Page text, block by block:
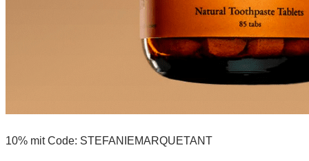
10% mit Code: STEFANIEMARQUETANT